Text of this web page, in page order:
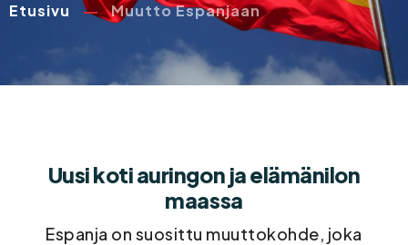
Etusivu Muutto Espanjaan
Uusi koti auringon ja elämänilon
maassa
Espanja on suosittu muuttokohde, joka